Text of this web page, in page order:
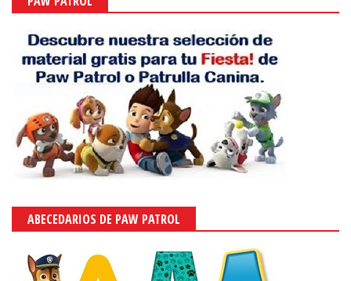
ABECEDARIOS DE PAW PATROL